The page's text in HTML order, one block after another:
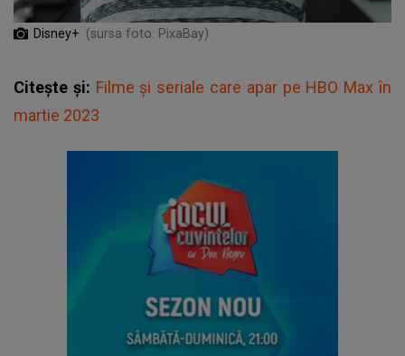
Disney+ (sursa foto: PixaBay)
Citește și: Filme și seriale care apar pe HBO Max în
martie 2023